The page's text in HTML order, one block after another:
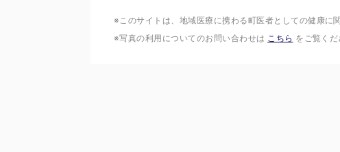
※このサイトは、地域医療に携わる町医者としての健康に
※写真の利用についてのお問い合わせは こちら をご覧くだ